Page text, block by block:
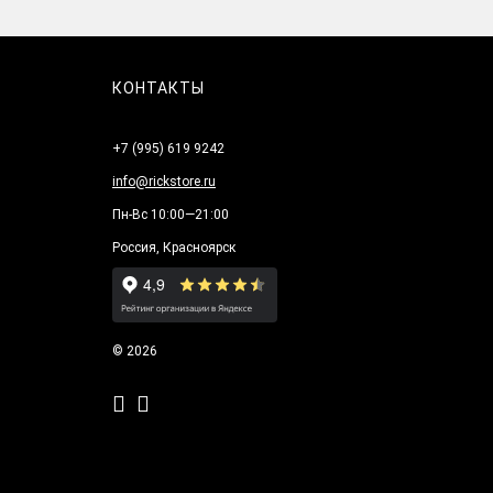
КОНТАКТЫ
+7 (995) 619 9242
info@rickstore.ru
Пн-Вс 10:00—21:00
Россия, Красноярск
© 2026